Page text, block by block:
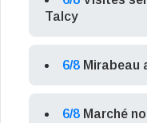
Talcy
6/8 Mirabeau
6/8 Marché